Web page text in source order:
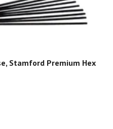
Stamford Premium Hex